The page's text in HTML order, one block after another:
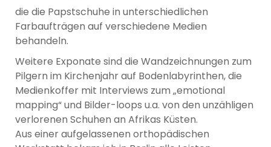
die die Papstschuhe in unterschiedlichen
Farbaufträgen auf verschiedene Medien
behandeln.
Weitere Exponate sind die Wandzeichnungen zum
Pilgern im Kirchenjahr auf Bodenlabyrinthen, die
Medienkoffer mit Interviews zum „emotional
mapping“ und Bilder-loops u.a. von den unzähligen
verlorenen Schuhen an Afrikas Küsten.
Aus einer aufgelassenen orthopädischen